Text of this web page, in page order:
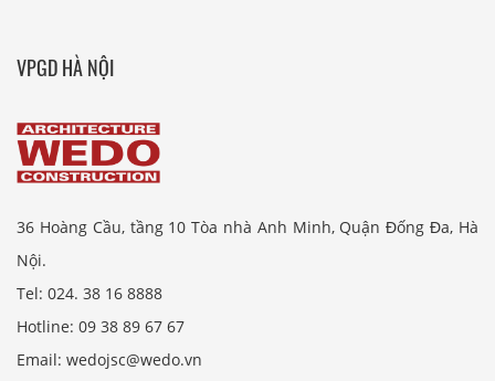
VPGD HÀ NỘI
36 Hoàng Cầu, tầng 10 Tòa nhà Anh Minh, Quận Đống Đa, Hà
Nội.
Tel: 024. 38 16 8888
Hotline: 09 38 89 67 67
Email: wedojsc@wedo.vn